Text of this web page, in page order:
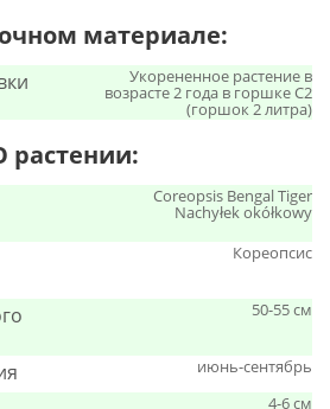
материале:
Укорененное растение в
возрасте 2 года в горшке C2
(горшок 2 литра)
растении:
Coreopsis Bengal Tiger
Nachyłek okółkowy
Кореопсис
50-55 см
июнь-сентябрь
4-6 см